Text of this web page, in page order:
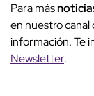
Para más
en nuestro canal
información. Te
Newsletter.